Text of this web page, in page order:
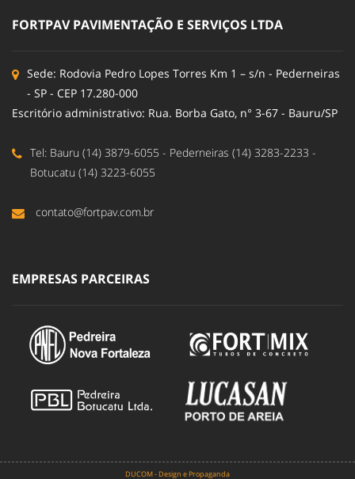
FORTPAV PAVIMENTAÇÃO E SERVIÇOS LTDA
Sede: Rodovia Pedro Lopes Torres Km 1 – s/n - Pederneiras
- SP - CEP 17.280-000
Escritório administrativo: Rua. Borba Gato, n° 3-67 - Bauru/SP
Tel: Bauru (14) 3879-6055 - Pederneiras (14) 3283-2233 -
Botucatu (14) 3223-6055
contato@fortpav.com.br
EMPRESAS PARCEIRAS
DUCOM - Design e Propaganda